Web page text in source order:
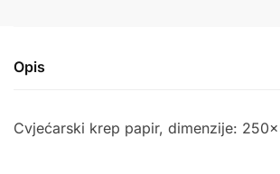
Opis
Cvjećarski krep papir, dimenzije: